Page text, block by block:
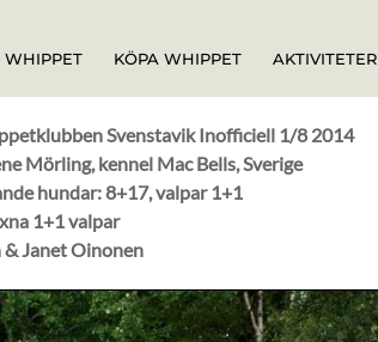
WHIPPET KÖPA WHIPPET AKTIVITETER
Svenstavik Inofficiell 1/8 2014
Mörling, kennel Mac Bells, Sverige
hundar: 8+17, valpar 1+1
1+1 valpar
& Janet Oinonen